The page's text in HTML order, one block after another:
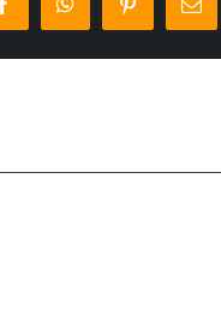
FacebookWhatsAppPinterest
E-
Mail